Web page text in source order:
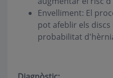
Envelliment: El
pot afeblir els
probabilitat